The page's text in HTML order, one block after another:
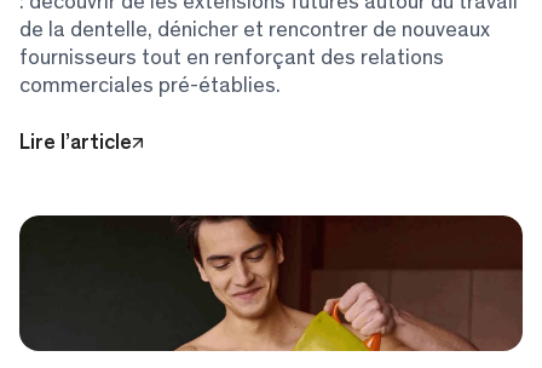
de la dentelle, dénicher et rencontrer de nouveaux
fournisseurs tout en renforçant des relations
commerciales pré-établies.
Lire l’article